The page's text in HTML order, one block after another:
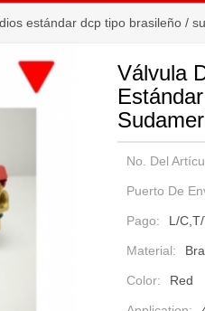
estándar dcp tipo brasileño /
Válvula
No. Del
Puerto De
Pago: L/
Material:
Color: Red